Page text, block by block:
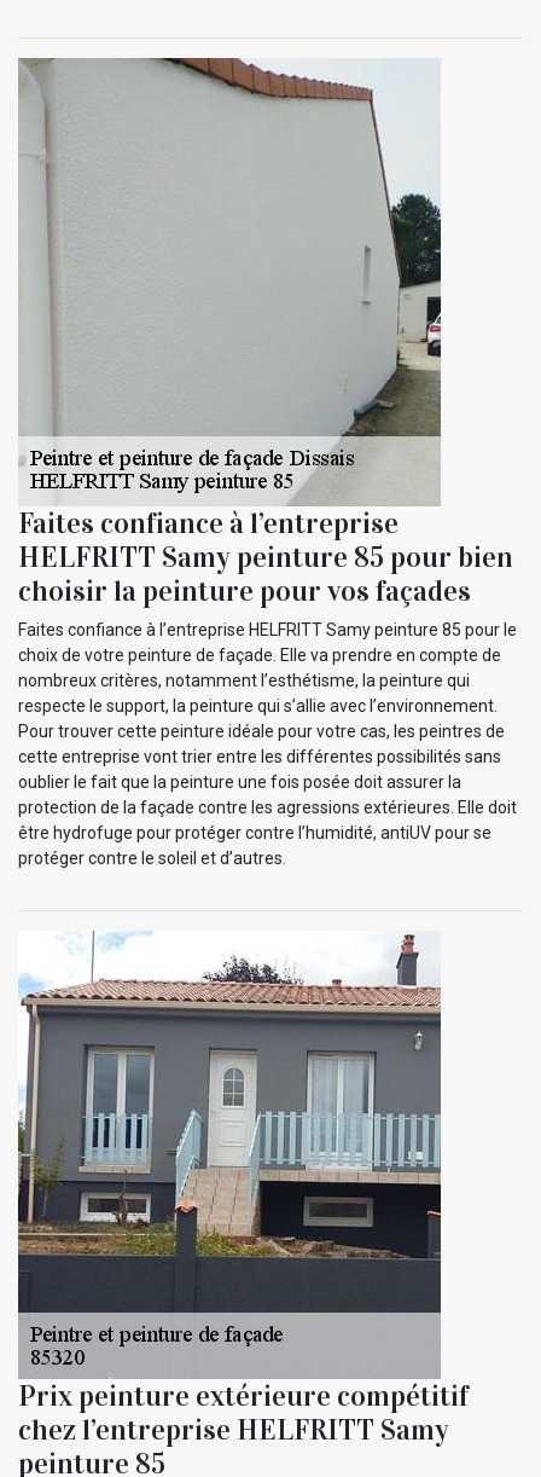
Faites confiance à l’entreprise
HELFRITT Samy peinture 85 pour bien
choisir la peinture pour vos façades
Faites confiance à l’entreprise HELFRITT Samy peinture 85 pour le
choix de votre peinture de façade. Elle va prendre en compte de
nombreux critères, notamment l’esthétisme, la peinture qui
respecte le support, la peinture qui s’allie avec l’environnement.
Pour trouver cette peinture idéale pour votre cas, les peintres de
cette entreprise vont trier entre les différentes possibilités sans
oublier le fait que la peinture une fois posée doit assurer la
protection de la façade contre les agressions extérieures. Elle doit
être hydrofuge pour protéger contre l’humidité, antiUV pour se
protéger contre le soleil et d’autres.
Prix peinture extérieure compétitif
chez l’entreprise HELFRITT Samy
peinture 85